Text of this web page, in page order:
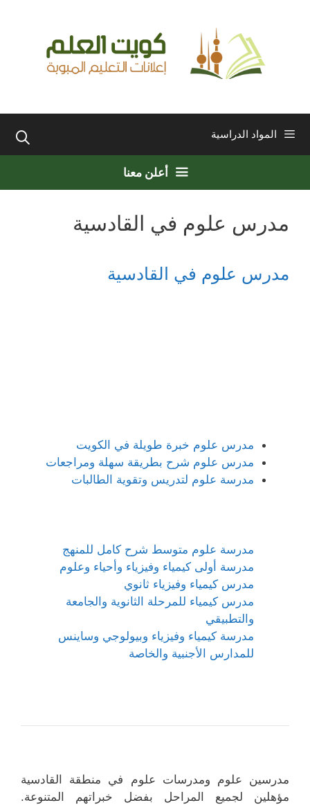
المواد الدراسية
أعلن معنا
مدرس علوم في القادسية
مدرس علوم في القادسية
مدرس علوم خبرة طويلة في الكويت
مدرس علوم شرح بطريقة سهلة ومراجعات
مدرسة علوم لتدريس وتقوية الطالبات
مدرسة علوم متوسط شرح كامل للمنهج
مدرسة أولى كيمياء وفيزياء وأحياء وعلوم
مدرس كيمياء وفيزياء ثانوي
مدرس كيمياء للمرحلة الثانوية والجامعة
والتطبيقي
مدرسة كيمياء وفيزياء وبيولوجي وساينس
للمدارس الأجنبية والخاصة
مدرسين علوم ومدرسات علوم في منطقة القادسية
مؤهلين لجميع المراحل بفضل خبراتهم المتنوعة.